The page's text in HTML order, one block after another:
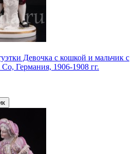
Девочка c кошкой и мальчик с
Германия, 1906-1908 гг.